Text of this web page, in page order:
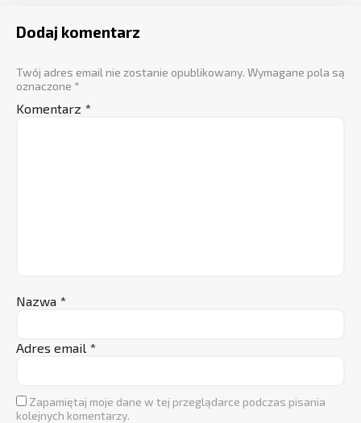
Dodaj komentarz
Twój adres email nie zostanie opublikowany. Wymagane pola są
oznaczone *
Komentarz *
Nazwa *
Adres email *
Zapamiętaj moje dane w tej przeglądarce podczas pisania
kolejnych komentarzy.